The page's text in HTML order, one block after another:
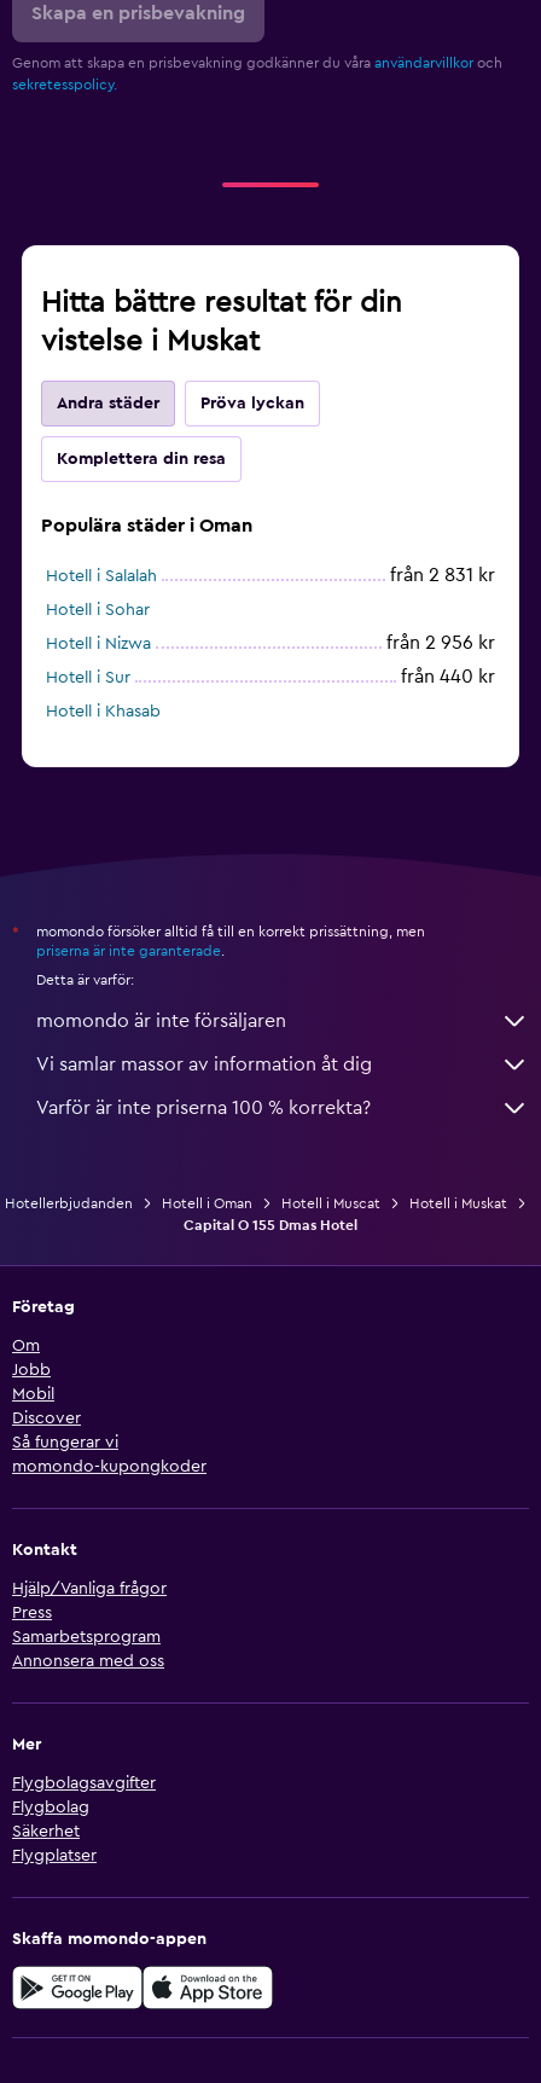
Skapa en prisbevakning
Genom att skapa en prisbevakning godkänner du våra användarvillkor och
sekretesspolicy.
Hitta bättre resultat för din
vistelse i Muskat
Andra städer Pröva lyckan
Komplettera din resa
Populära städer i Oman
Hotell i Salalah från 2 831 kr
Hotell i Sohar
Hotell i Nizwa
från 2 956 kr
Hotell i Sur från 440 kr
Hotell i Khasab
*
momondo försöker alltid få till en korrekt prissättning, men
priserna är inte garanterade
Detta är varför:
momondo är inte försäljaren
Vi samlar massor av information åt dig
Varför är inte priserna 100 % korrekta?
Hotellerbjudanden Hotell i Oman Hotell i Muscat
Hotell i Muskat
Capital O 155 Dmas Hotel
Företag
Om
Jobb
Mobil
Discover
Så fungerar vi
momondo-kupongkoder
Kontakt
Hjälp/Vanliga frågor
Press
Samarbetsprogram
Annonsera med oss
Mer
Flygbolagsavgifter
Flygbolag
Säkerhet
Flygplatser
Skaffa momondo-appen